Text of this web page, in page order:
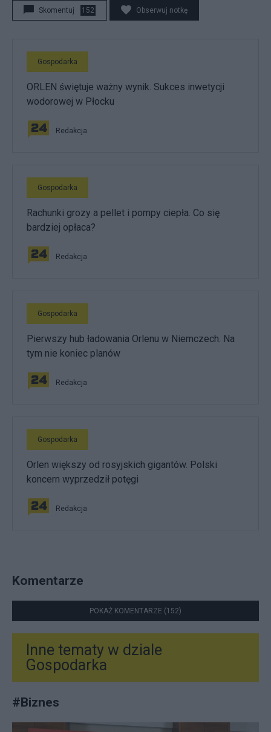
Skomentuj 152 Obserwuj notkę
Gospodarka
ORLEN świętuje ważny wynik. Sukces inwetycji
wodorowej w Płocku
Redakcja
Gospodarka
Rachunki grozy a pellet i pompy ciepła. Co się
bardziej opłaca?
Redakcja
Gospodarka
Pierwszy hub ładowania Orlenu w Niemczech. Na
tym nie koniec planów
Redakcja
Gospodarka
Orlen większy od rosyjskich gigantów. Polski
koncern wyprzedził potęgi
Redakcja
Komentarze
POKAŻ KOMENTARZE (152)
Inne tematy w dziale
Gospodarka
#Biznes